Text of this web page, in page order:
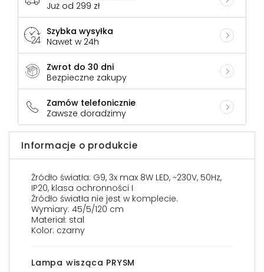
Już od 299 zł
Szybka wysyłka
Nawet w 24h
Zwrot do 30 dni
Bezpieczne zakupy
Zamów telefonicznie
Zawsze doradzimy
Informacje o produkcie
Źródło światła: G9, 3x max 8W LED, ~230V, 50Hz,
IP20, klasa ochronności I
Źródło światła nie jest w komplecie.
Wymiary: 45/5/120 cm
Materiał: stal
Kolor: czarny
Lampa wisząca PRYSM